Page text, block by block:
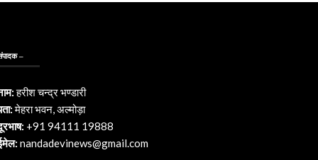
–
हरीश चन्द्र भण्डारी
मेहरा भवन, अल्मोड़ा
+91 94111 19888
nandadevinews@gmail.com